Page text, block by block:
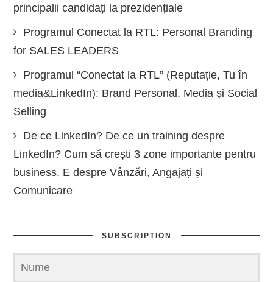
principalii candidați la prezidențiale
Programul Conectat la RTL: Personal Branding
for SALES LEADERS
Programul “Conectat la RTL” (Reputație, Tu în
media&LinkedIn): Brand Personal, Media și Social
Selling
De ce LinkedIn? De ce un training despre
LinkedIn? Cum să crești 3 zone importante pentru
business. E despre Vânzări, Angajați și
Comunicare
SUBSCRIPTION